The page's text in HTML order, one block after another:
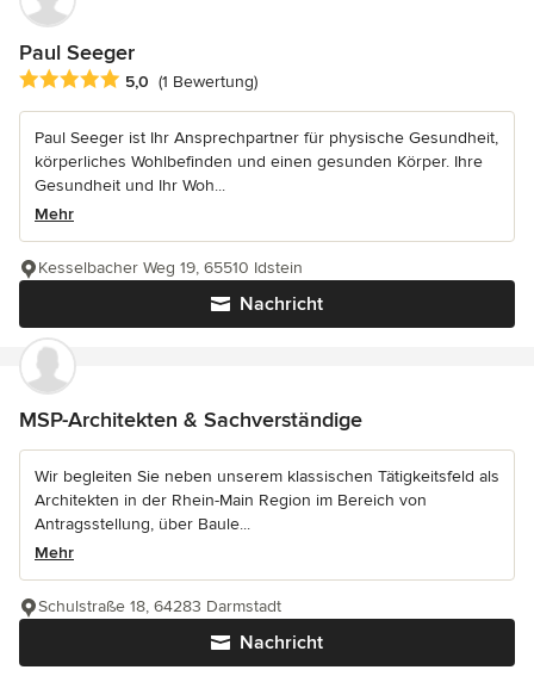
Paul Seeger
Durchschnittliche Bewertung: 5 von 5 Sternen
5,0 (1 Bewertung)
Paul Seeger ist Ihr Ansprechpartner für physische Gesundheit,
körperliches Wohlbefinden und einen gesunden Körper. Ihre
Gesundheit und Ihr Woh...
Mehr
Nachricht
Kesselbacher Weg 19, 65510 Idstein
MSP-Architekten & Sachverständige
Wir begleiten Sie neben unserem klassischen Tätigkeitsfeld als
Architekten in der Rhein-Main Region im Bereich von
Antragsstellung, über Baule...
Mehr
Nachricht
Schulstraße 18, 64283 Darmstadt